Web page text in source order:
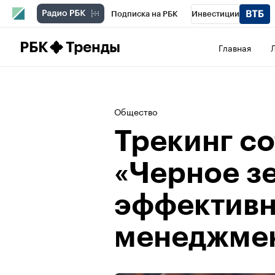
Подписка на РБК Инвестиции
РБК Тренды Главная
Общество
Трекинг
«Черное